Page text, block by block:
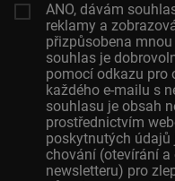
ANO, dávám
reklamy a
přizpůsobena
souhlas je
pomocí odkazu pro
každého e-mailu s
souhlasu je obsah
prostřednictvím
poskytnutých
chování (otevírání
newsletteru) pro